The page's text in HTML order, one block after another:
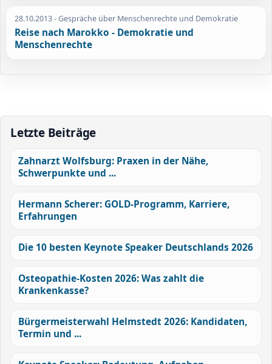
28.10.2013- Gespräche über Menschenrechte und Demokratie
Reise nach Marokko - Demokratie und
Menschenrechte
Letzte Beiträge
Zahnarzt Wolfsburg: Praxen in der Nähe,
Schwerpunkte und ...
Hermann Scherer: GOLD-Programm, Karriere,
Erfahrungen
Die 10 besten Keynote Speaker Deutschlands 2026
Osteopathie-Kosten 2026: Was zahlt die
Krankenkasse?
Bürgermeisterwahl Helmstedt 2026: Kandidaten,
Termin und ...